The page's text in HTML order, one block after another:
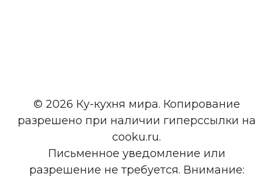
© 2026 Ку-кухня мира. Копирование
разрешено при наличии гиперссылки на
cooku.ru.
Письменное уведомление или
разрешение не требуется. Внимание: